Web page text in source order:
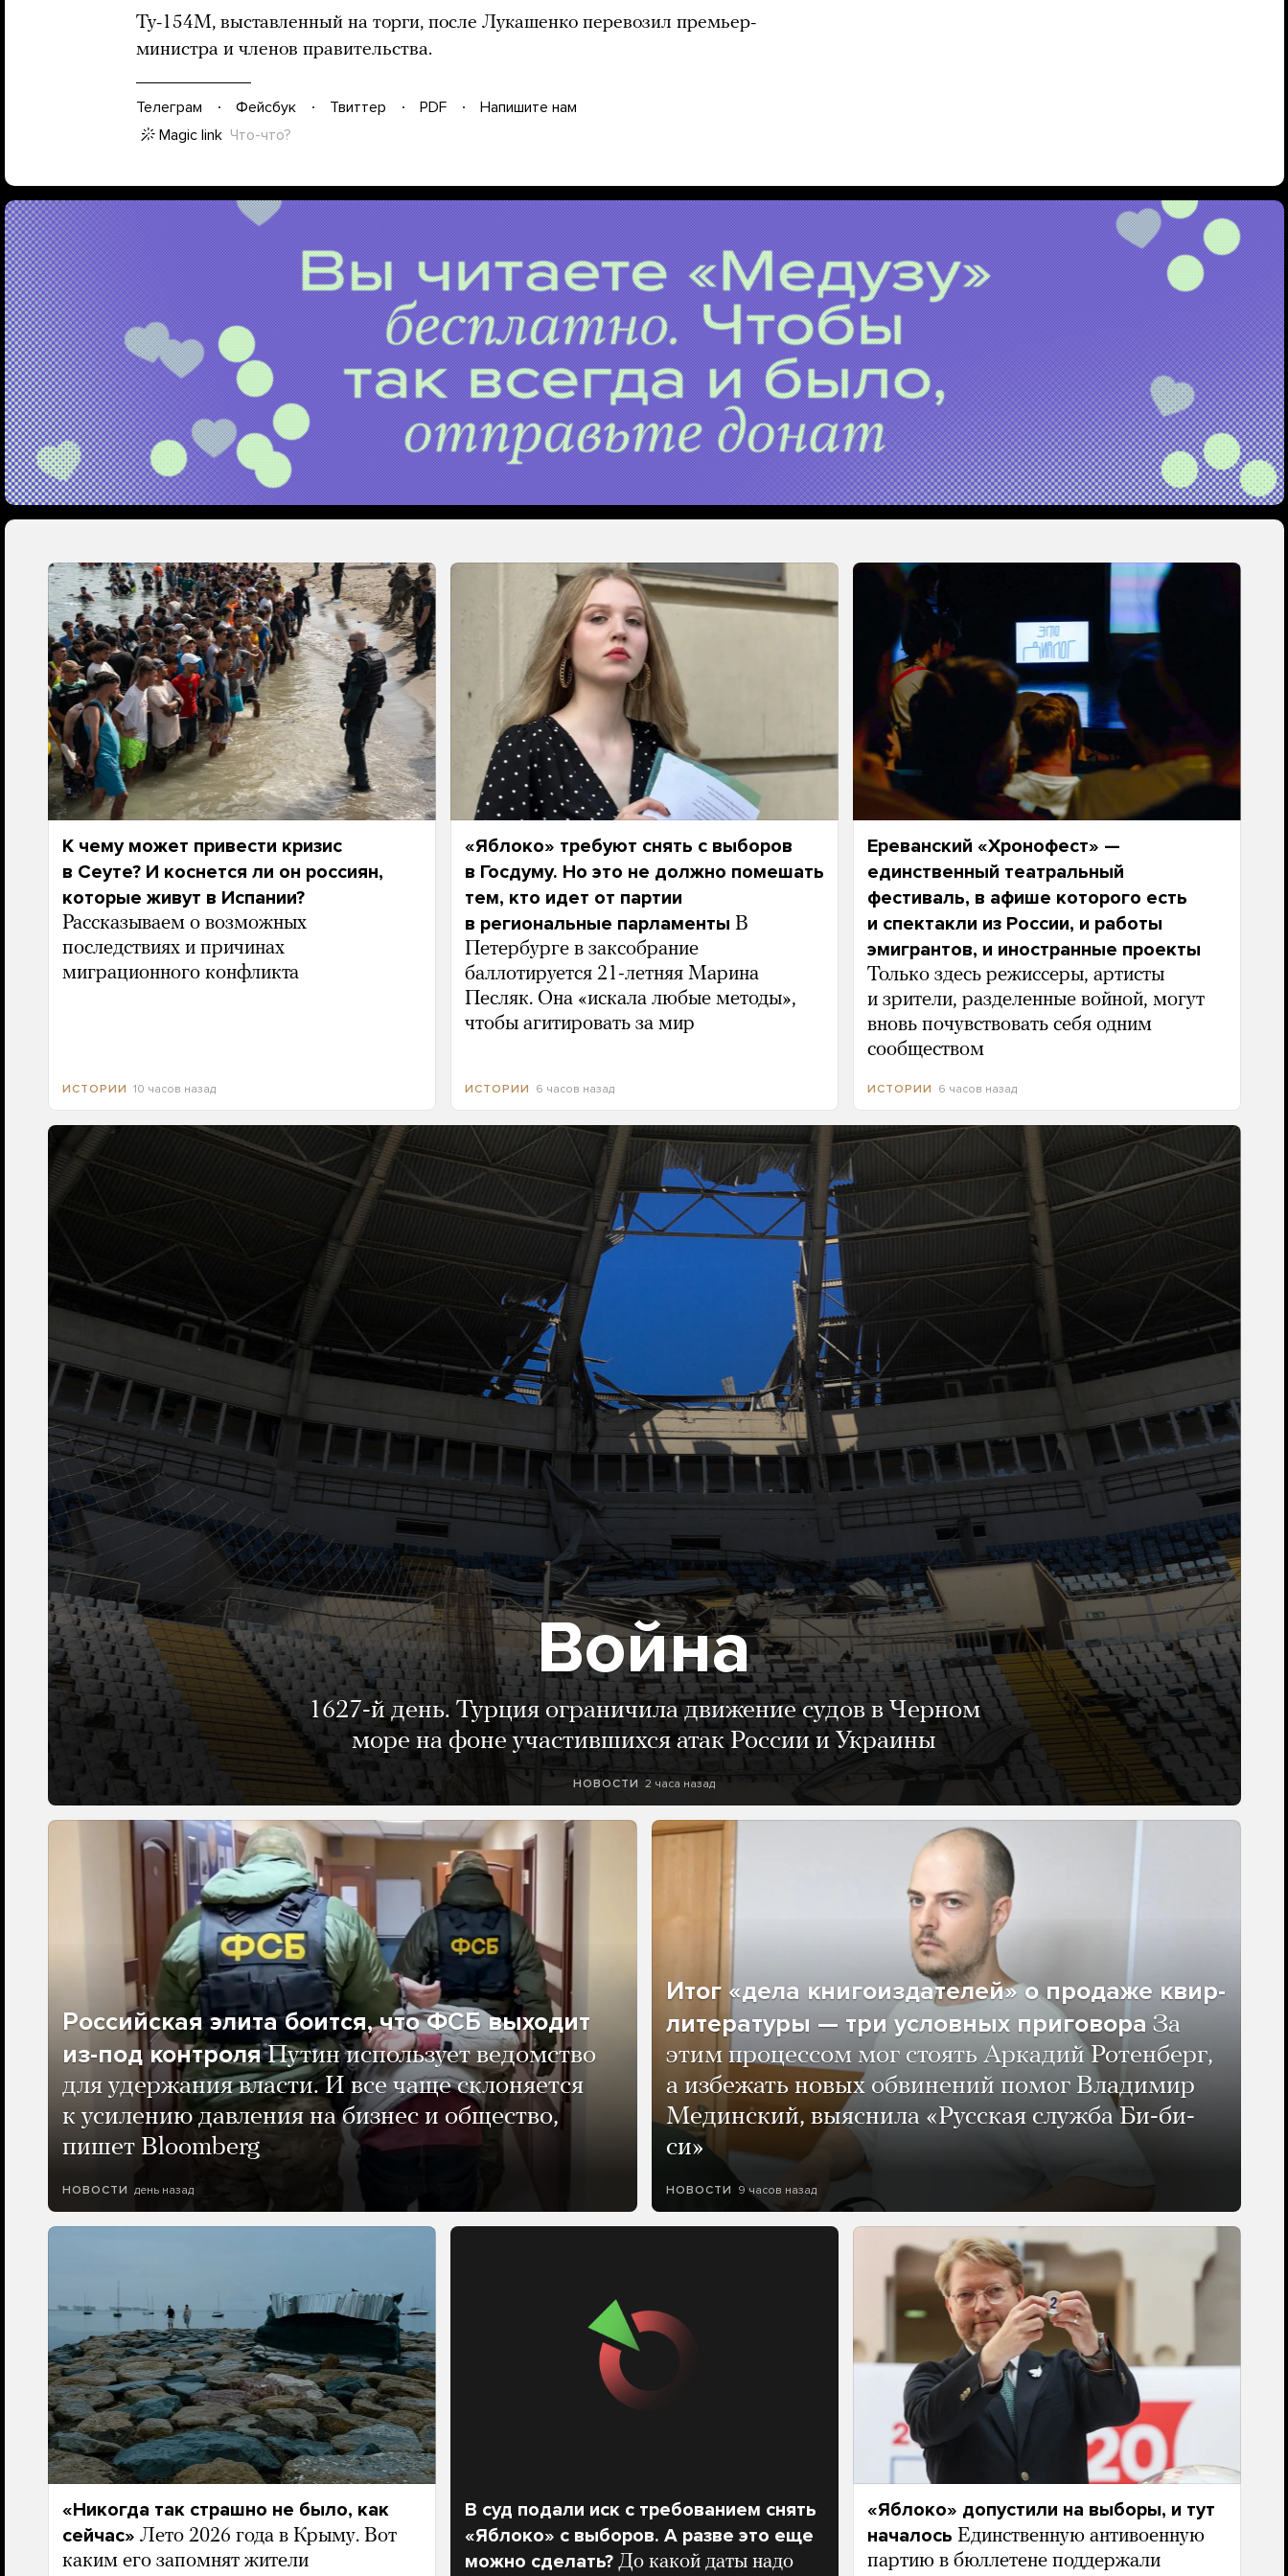
Ту-154M, выставленный на торги, после Лукашенко перевозил премьер-
министра и членов правительства.
Телеграм Фейсбук Твиттер PDF
Напишите нам
Magic link Что-что?
К чему может привести кризис
в Сеуте? И коснется ли он россиян,
которые живут в Испании?
Рассказываем о возможных
последствиях и причинах
миграционного конфликта
ИСТОРИИ 10 часов назад
«Яблоко» требуют снять с выборов
в Госдуму. Но это не должно помешать
тем, кто идет от партии
в региональные парламенты В
Петербурге в заксобрание
баллотируется 21-летняя Марина
Песляк. Она «искала любые методы»,
чтобы агитировать за мир
ИСТОРИИ 6 часов назад
Ереванский «Хронофест» —
единственный театральный
фестиваль, в афише которого есть
и спектакли из России, и работы
эмигрантов, и иностранные проекты
Только здесь режиссеры, артисты
и зрители, разделенные войной, могут
вновь почувствовать себя одним
сообществом
ИСТОРИИ 6 часов назад
Война
1627-й день. Турция ограничила движение судов в Черном
море на фоне участившихся атак России и Украины
НОВОСТИ 2 часа назад
Российская элита боится, что ФСБ выходит
из-под контроля Путин использует ведомство
для удержания власти. И все чаще склоняется
к усилению давления на бизнес и общество,
пишет Bloomberg
НОВОСТИ день назад
Итог «дела книгоиздателей» о продаже квир-
литературы — три условных приговора За
этим процессом мог стоять Аркадий Ротенберг,
а избежать новых обвинений помог Владимир
Мединский, выяснила «Русская служба Би-би-
си»
НОВОСТИ 9 часов назад
«Никогда так страшно не было, как
сейчас» Лето 2026 года в Крыму. Вот
каким его запомнят жители
В суд подали иск с требованием снять
«Яблоко» с выборов. А разве это еще
можно сделать? До какой даты надо
«Яблоко» допустили на выборы, и тут
началось Единственную антивоенную
партию в бюллетене поддержали